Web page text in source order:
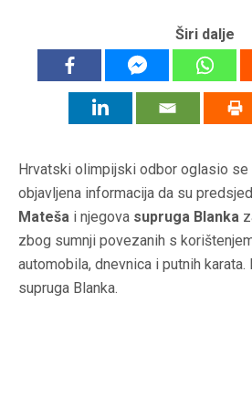
Širi dalje
Hrvatski olimpijski odbor oglasio se
objavljena informacija da su
Mateša i njegova supruga Blanka
zbog sumnji povezanih s
automobila, dnevnica i putnih karata.
supruga Blanka.